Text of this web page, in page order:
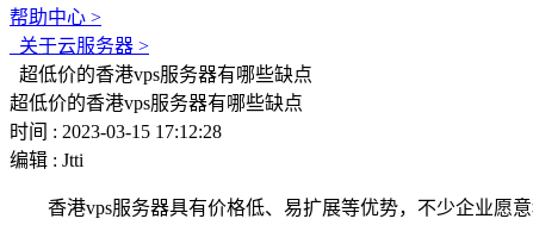
帮助中心 >
关于云服务器 >
超低价的香港vps服务器有哪些缺点
超低价的香港vps服务器有哪些缺点
时间 : 2023-03-15 17:12:28
编辑 : Jtti
香港vps服务器具有价格低、易扩展等优势，不少企业愿